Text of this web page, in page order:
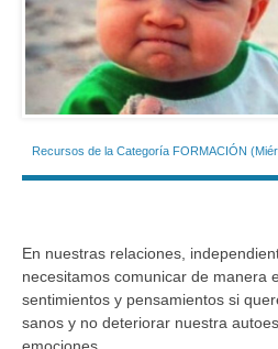
Recursos de la Categoría FORMACIÓN
En nuestras relaciones,
necesitamos comunicar de manera
sentimientos y pensamientos si
sanos y no deteriorar nuestra
emociones.